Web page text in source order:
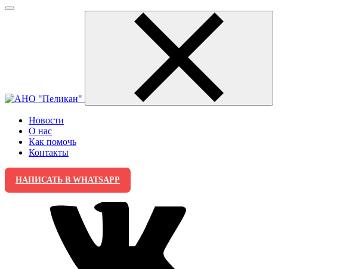
Новости
О нас
Как помочь
Контакты
НАПИСАТЬ В WHATSAPP